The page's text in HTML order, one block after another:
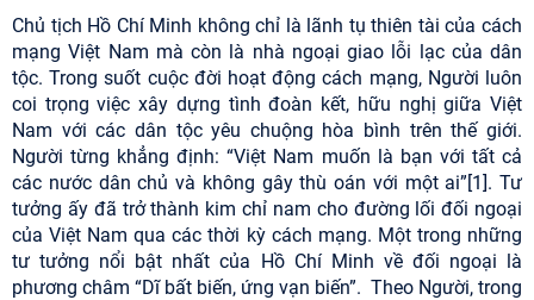
Chủ tịch Hồ Chí Minh không chỉ là lãnh tụ thiên tài của cách
mạng Việt Nam mà còn là nhà ngoại giao lỗi lạc của dân
tộc. Trong suốt cuộc đời hoạt động cách mạng, Người luôn
coi trọng việc xây dựng tình đoàn kết, hữu nghị giữa Việt
Nam với các dân tộc yêu chuộng hòa bình trên thế giới.
Người từng khẳng định: “Việt Nam muốn là bạn với tất cả
các nước dân chủ và không gây thù oán với một ai”[1]. Tư
tưởng ấy đã trở thành kim chỉ nam cho đường lối đối ngoại
của Việt Nam qua các thời kỳ cách mạng. Một trong những
tư tưởng nổi bật nhất của Hồ Chí Minh về đối ngoại là
phương châm “Dĩ bất biến, ứng vạn biến”. Theo Người, trong